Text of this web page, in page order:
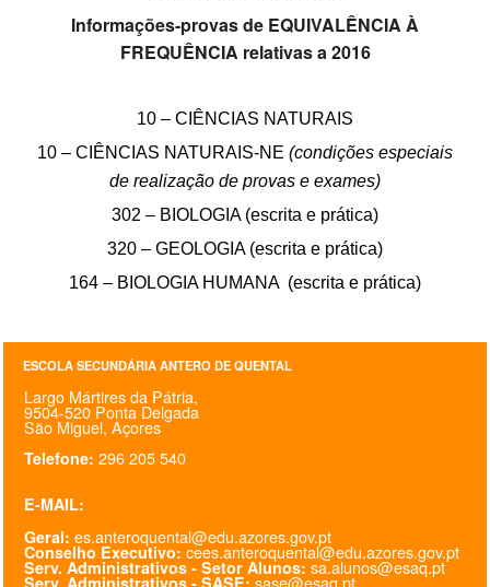
Clubes Escolares
@esaq.erasmus
@oficina.do.largo
@clube_robotica.esaq
ESCOLA
ALUNOS
Informações-provas de EQUIVALÊNCIA À
FREQUÊNCIA relativas a 2016
10 – CIÊNCIAS NATURAIS
10 – CIÊNCIAS NATURAIS-NE (condições especiais
de realização de provas e exames)
302 – BIOLOGIA (escrita e prática)
320 – GEOLOGIA (escrita e prática)
164 – BIOLOGIA HUMANA (escrita e prática)
ESCOLA SECUNDÁRIA ANTERO DE QUENTAL
Largo Mártires da Pátria,
9504-520 Ponta Delgada
São Miguel, Açores
Telefone: 296 205 540
E-MAIL:
Geral: es.anteroquental@edu.azores.gov.pt
Conselho Executivo: cees.anteroquental@edu.azores.gov.pt
Serv. Administrativos - Setor Alunos: sa.alunos@esaq.pt
sase@esaq.pt